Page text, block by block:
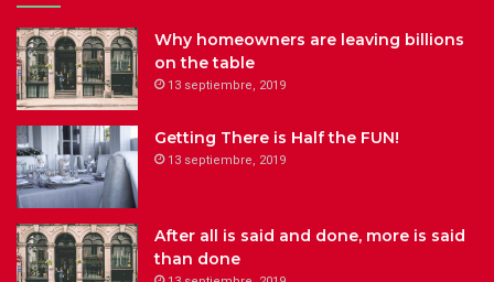
Why homeowners are leaving billions
on the table
13 septiembre, 2019
Getting There is Half the FUN!
13 septiembre, 2019
After all is said and done, more is said
than done